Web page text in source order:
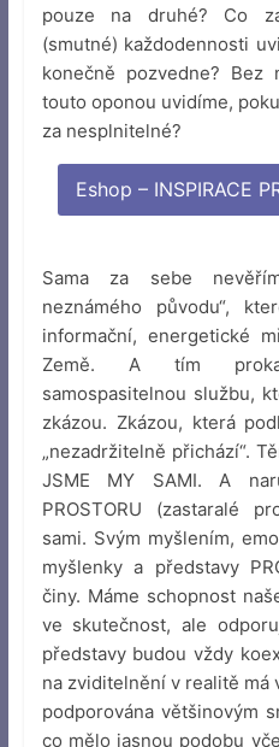
pouze na druhé? Co
(smutné) každodennosti
konečně pozvedne? Bez
touto oponou uvidíme,
za nesplnitelné?
Eshop – INSPIRACE
Sama za sebe
neznámého původu“,
informační, energetické
Země. A tím
samospasitelnou službu,
zkázou. Zkázou, která
„nezadržitelně přichází“.
JSME MY SAMI. A
PROSTORU (zastaralé
sami. Svým myšlením,
myšlenky a představy
činy. Máme schopnost
ve skutečnost, ale
představy budou vždy
na zviditelnění v realitě má
podporována většinovým
co mělo jasnou podobu